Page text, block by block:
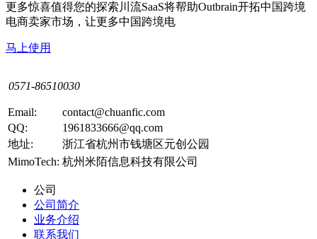
更多惊喜值得您的探索川流SaaS将帮助Outbrain开拓中国跨境
电商卖家市场，让更多中国跨境电
马上使用
0571-86510030
Email:
contact@chuanfic.com
QQ:
1961833666@qq.com
地址:
浙江省杭州市钱塘区元创公园
MimoTech: 杭州米陌信息科技有限公司
公司
公司简介
业务介绍
联系我们